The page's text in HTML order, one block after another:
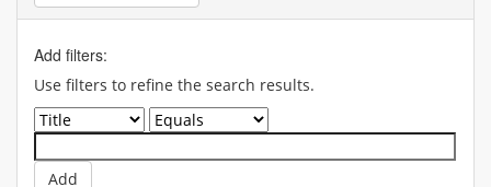
Add filters:
Use filters to refine the search results.